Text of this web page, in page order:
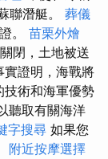
聯潛艇。 葬儀
。 苗栗外燴
閉，土地被送
實證明，海戰將
技術和海軍優勢
聽取有關海洋
字搜尋 如果您
附近按摩選擇